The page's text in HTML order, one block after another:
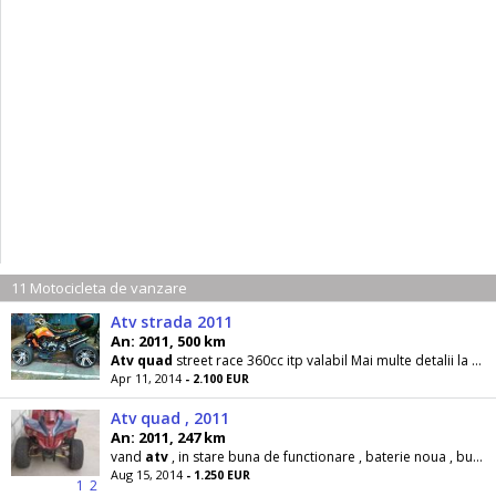
11 Motocicleta de vanzare
Atv strada 2011
An: 2011, 500 km
Atv quad street race 360cc itp valabil Mai multe detalii la tel
Apr 11, 2014 - 2.100 EUR
1 2
Atv quad , 2011
An: 2011, 247 km
vand atv , in stare buna de functionare , baterie noua , bujie noua , porneste la buton
Aug 15, 2014 - 1.250 EUR